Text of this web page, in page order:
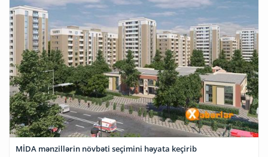
MİDA mənzillərin növbəti seçimini həyata keçirib